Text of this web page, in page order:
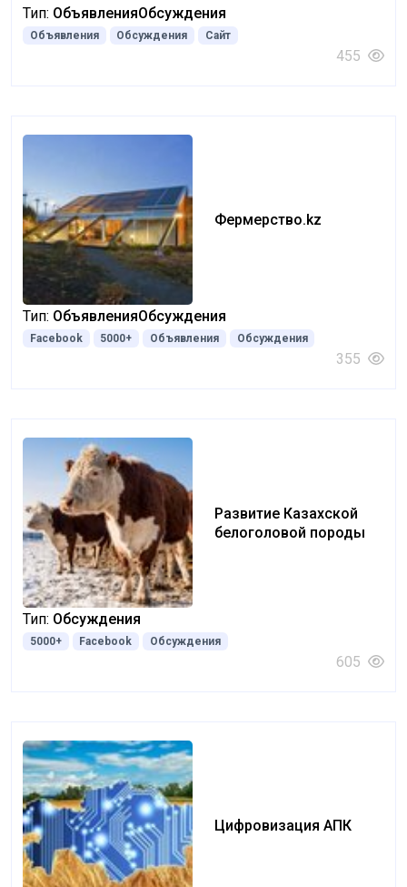
Тип: ОбъявленияОбсуждения
Объявления Обсуждения Сайт
455
Фермерство.kz
Тип: ОбъявленияОбсуждения
Facebook 5000+ Объявления Обсуждения
355
Развитие Казахской
белоголовой породы
Тип: Обсуждения
5000+ Facebook Обсуждения
605
Цифровизация АПК